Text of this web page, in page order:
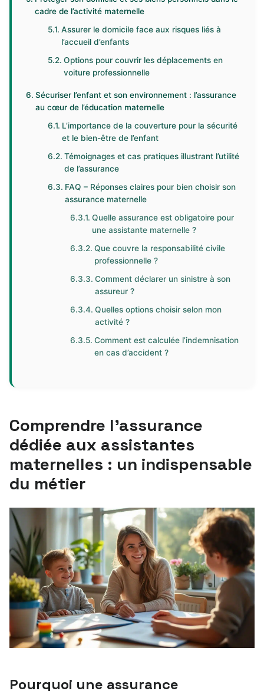
cadre de l’activité maternelle
Assurer le domicile face aux risques liés à
l’accueil d’enfants
Options pour couvrir les déplacements en
voiture professionnelle
Sécuriser l’enfant et son environnement : l’assurance
au cœur de l’éducation maternelle
L’importance de la couverture pour la sécurité
et le bien-être de l’enfant
Témoignages et cas pratiques illustrant l’utilité
de l’assurance
FAQ – Réponses claires pour bien choisir son
assurance maternelle
Quelle assurance est obligatoire pour
une assistante maternelle ?
Que couvre la responsabilité civile
professionnelle ?
Comment déclarer un sinistre à son
assureur ?
Quelles options choisir selon mon
activité ?
Comment est calculée l’indemnisation
en cas d’accident ?
Comprendre l’assurance
dédiée aux assistantes
maternelles : un indispensable
du métier
Pourquoi une assurance